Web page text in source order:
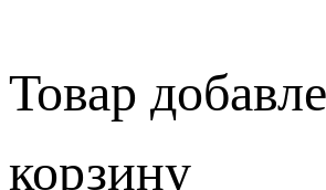
Товар
корзину